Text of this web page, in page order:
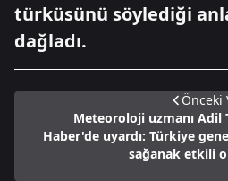
türküsünü söylediği
dağladı.
Önceki
Meteoroloji uzmanı Adil
Haber'de uyardı: Türkiye
sağanak etkili